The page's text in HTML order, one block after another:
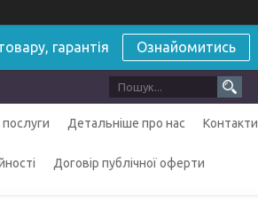
гарантія Ознайомитись
Детальніше про нас Контакти
Договір публічної оферти